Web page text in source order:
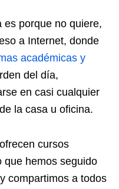
es porque no quiere,
a Internet, donde
académicas y
del día,
en casi cualquier
la casa u oficina.
cursos
que hemos seguido
compartimos a todos